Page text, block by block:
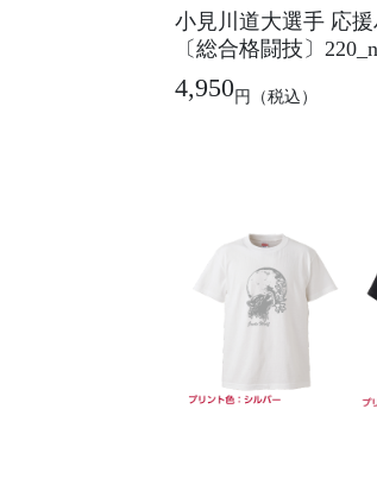
小見川道大選手 応
〔総合格闘技〕
4,950円 （税込）